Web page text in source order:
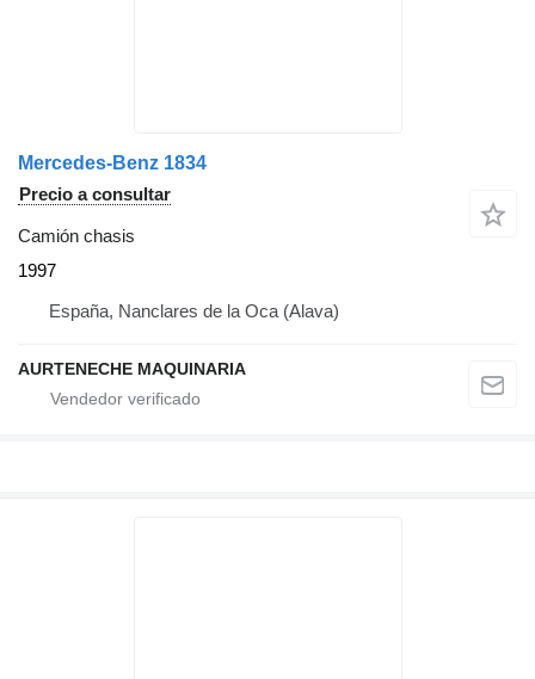
Mercedes-Benz 1834
Precio a consultar
Camión chasis
1997
España, Nanclares de la Oca (Alava)
AURTENECHE MAQUINARIA